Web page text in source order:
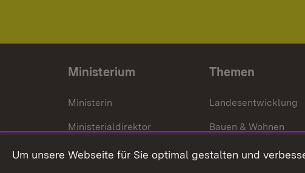
Ministerium
Ministerin
Ministerialdirektor
Organisation und Aufgaben
Themen
Landesentwicklung
Bauen & Wohnen
Städtebau
Um unsere Webseite für Sie optimal gestalten und